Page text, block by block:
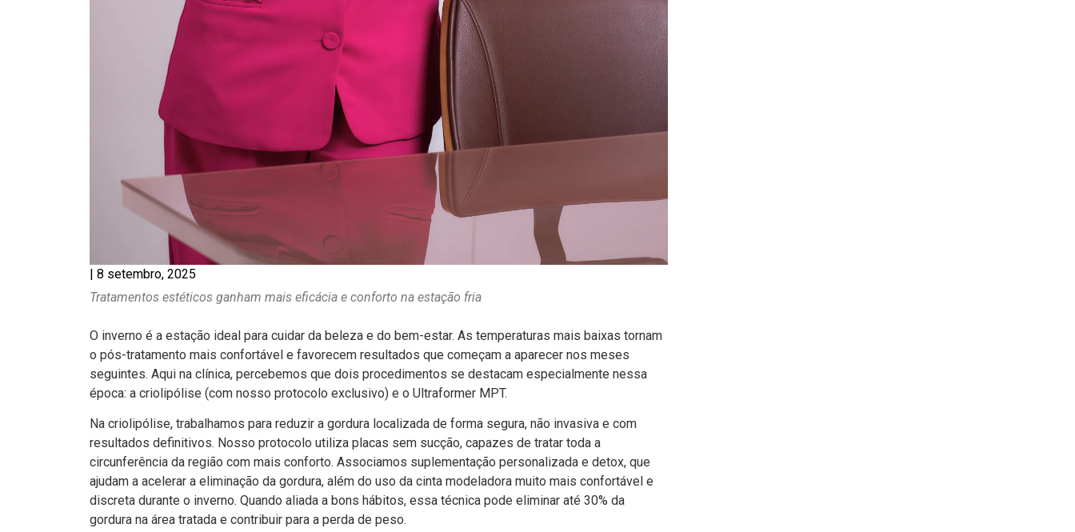
| 8 setembro, 2025
Tratamentos estéticos ganham mais eficácia e conforto na estação fria
O inverno é a estação ideal para cuidar da beleza e do bem-estar. As temperaturas mais baixas tornam
o pós-tratamento mais confortável e favorecem resultados que começam a aparecer nos meses
seguintes. Aqui na clínica, percebemos que dois procedimentos se destacam especialmente nessa
época: a criolipólise (com nosso protocolo exclusivo) e o Ultraformer MPT.
Na criolipólise, trabalhamos para reduzir a gordura localizada de forma segura, não invasiva e com
resultados definitivos. Nosso protocolo utiliza placas sem sucção, capazes de tratar toda a
circunferência da região com mais conforto. Associamos suplementação personalizada e detox, que
ajudam a acelerar a eliminação da gordura, além do uso da cinta modeladora muito mais confortável e
discreta durante o inverno. Quando aliada a bons hábitos, essa técnica pode eliminar até 30% da
gordura na área tratada e contribuir para a perda de peso.